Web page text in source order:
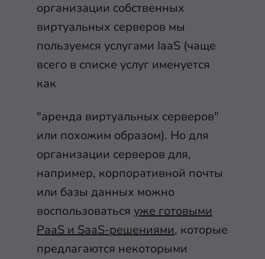
организации собственных
виртуальных серверов мы
пользуемся услугами IaaS (чаще
всего в списке услуг именуется
как
"аренда виртуальных серверов"
или похожим образом). Но для
организации серверов для,
например, корпоративной почты
или базы данных можно
воспользоваться уже готовыми
PaaS и SaaS-решениями, которые
предлагаются некоторыми